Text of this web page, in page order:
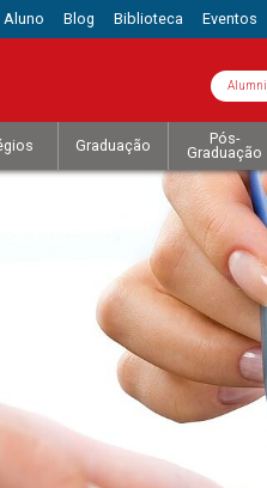
Aluno Blog Biblioteca Eventos
Alumni
Graduação
Pós-
Graduação